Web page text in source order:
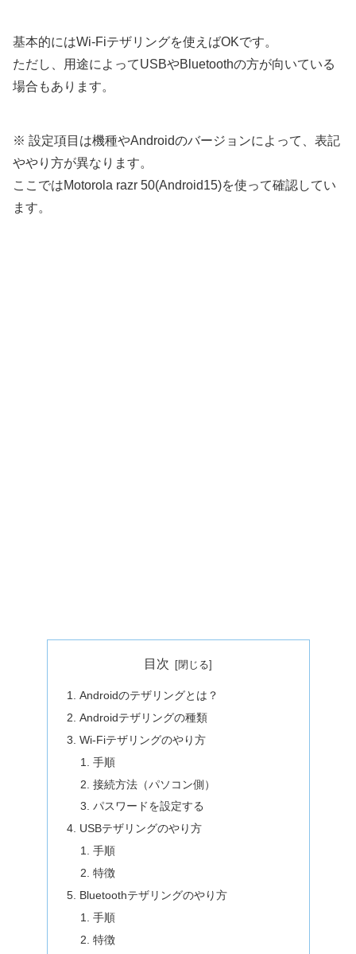
基本的にはWi-Fiテザリングを使えばOKです。
ただし、用途によってUSBやBluetoothの方が向いている
場合もあります。
※ 設定項目は機種やAndroidのバージョンによって、表記
ややり方が異なります。
ここではMotorola razr 50(Android15)を使って確認してい
ます。
目次
Androidのテザリングとは？
Androidテザリングの種類
Wi-Fiテザリングのやり方
手順
接続方法（パソコン側）
パスワードを設定する
USBテザリングのやり方
手順
特徴
Bluetoothテザリングのやり方
手順
特徴